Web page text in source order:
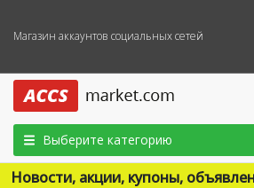
Магазин аккаунтов социальных сетей
Выберите категорию
Новости, акции, купоны,